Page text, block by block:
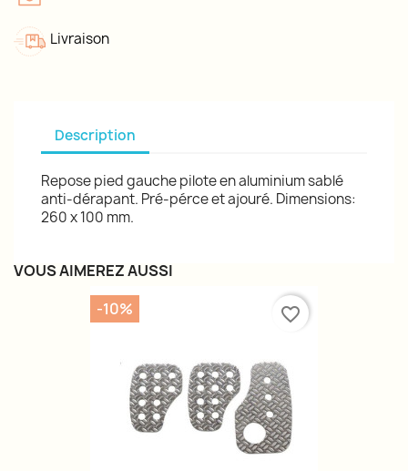
Livraison
Description
Repose pied gauche pilote en aluminium sablé
anti-dérapant. Pré-pérce et ajouré. Dimensions:
260 x 100 mm.
VOUS AIMEREZ AUSSI
-10% favorite_border